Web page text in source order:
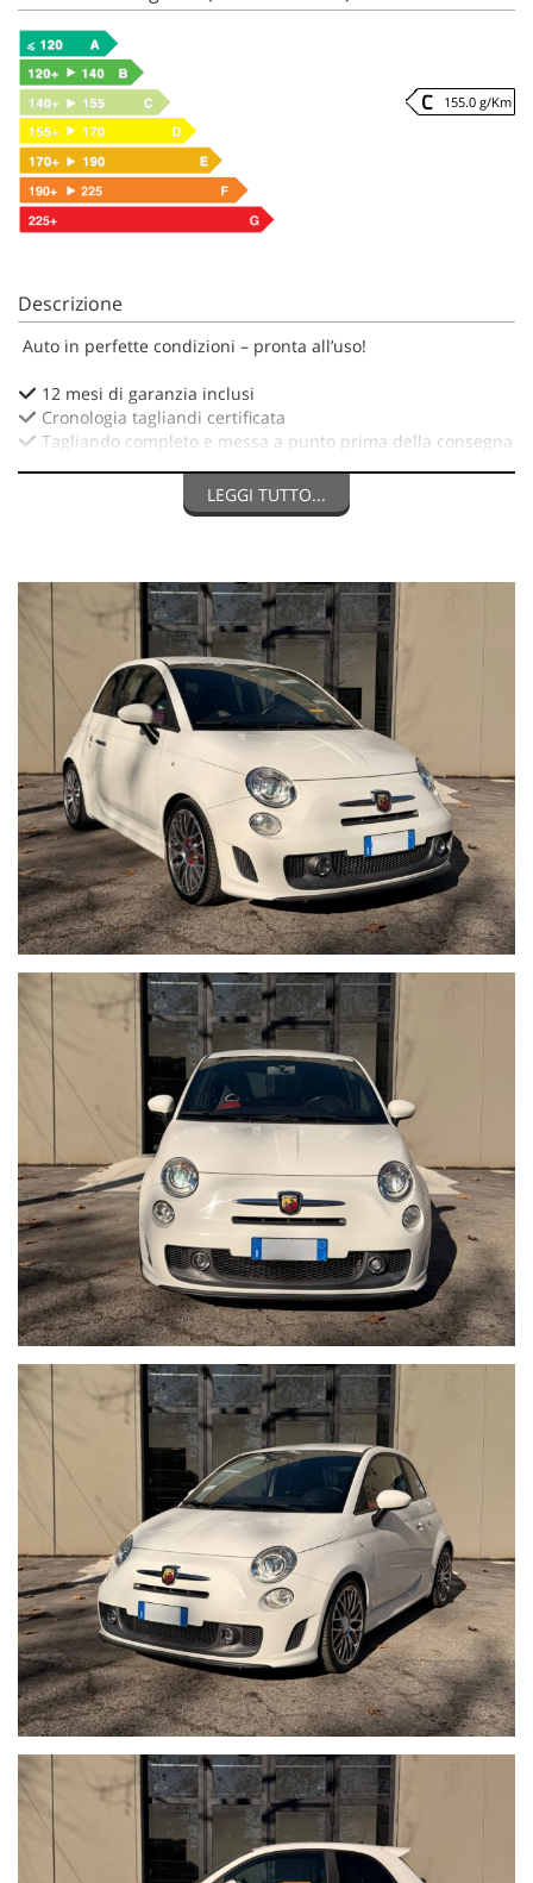
155.0 g/Km
Descrizione
Auto in perfette condizioni – pronta all’uso!
12 mesi di garanzia inclusi
Cronologia tagliandi certificata
Tagliando completo e messa a punto prima della consegna
Ultimi interventi effettuati:
Revisione: 05.24 - 100.000KM
Gomme: Doppio treno di gomme
Classe ambientale: Euro 6B
Non è guidabile da un neopatentato
Possibilità di finanziamento su misura
Ritiriamo il tuo usato in permuta
Foto reali del veicolo in vendita
I nostri annunci sono redatti con la massima attenzione;
tuttavia eventuali errori o imprecisioni non costituiscono
vincolo contrattuale.
I NOSTRI ANNUNCI SONO COMPILATI CON IL MASSIMO
IMPRECISIONI NELLA DESCRIZIONI DEGLI ACCESSORI,
PERTANTO DA RITENERSI SOLO AD USO INFORMATIVO E NON
CONTRATTUALE
LEGGI TUTTO...